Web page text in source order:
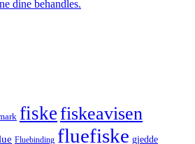
dine behandles.
fiskefiskeavisen
Fluebinding fluefiske gjedde